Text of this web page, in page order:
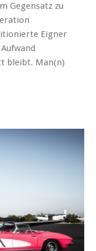
Gegensatz zu
Eigner
bleibt. Man(n)